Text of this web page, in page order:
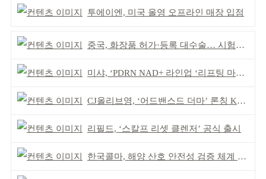
투에이엔, 미국 올영 오프라인 매장 입점
중국, 화장품 허가·등록 대수술… 시험자료 공용 허용
미샤, ‘PDRN NAD+ 라인업 ‘리프팅 마스크’ 출시
CJ올리브영, ‘어드밴스드 더마’ 론칭 K더마 육성 박차
리필드, ‘스칼프 리셋 클렌저’ 공식 출시
한국콜마, 해양 산호 안전성 검증 체계 구축